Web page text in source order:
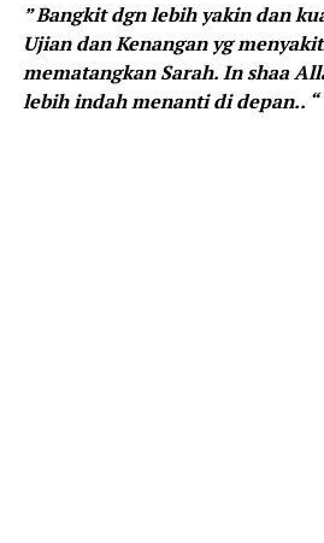
” Bangkit dgn lebih yakin dan
Ujian dan Kenangan yg
mematangkan Sarah. In shaa
lebih indah menanti di depan.. “